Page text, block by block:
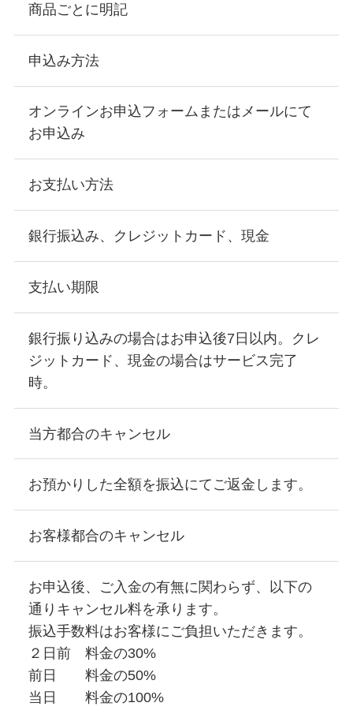
商品ごとに明記
申込み方法
オンラインお申込フォームまたはメールにて
お申込み
お支払い方法
銀行振込み、クレジットカード、現金
支払い期限
銀行振り込みの場合はお申込後7日以内。クレ
ジットカード、現金の場合はサービス完了
時。
当方都合のキャンセル
お預かりした全額を振込にてご返金します。
お客様都合のキャンセル
お申込後、ご入金の有無に関わらず、以下の
通りキャンセル料を承ります。
振込手数料はお客様にご負担いただきます。
２日前 料金の30%
前日 料金の50%
当日 料金の100%